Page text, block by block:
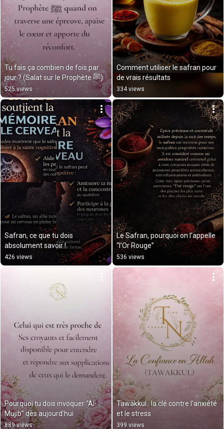
Tu fais ça combien de fois par
jour ? (Salat sur le Prophète ﷺ)
525 views
Comment utiliser le safran pour
de vrais résultats
334 views
Safran, ce que tu dois
absolument savoir !
426 views
Le Safran, pourquoi on l’appelle
“l’Or Rouge”
536 views
Pourquoi tu dois invoquer “Al-
Mujib” dès aujourd’hui
889 views
Tawakkul : la clé contre l’anxiété
et le stress
399 views